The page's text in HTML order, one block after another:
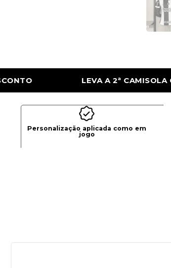
COM 50% DE DESCONTO
Personalização aplicada como em
jogo